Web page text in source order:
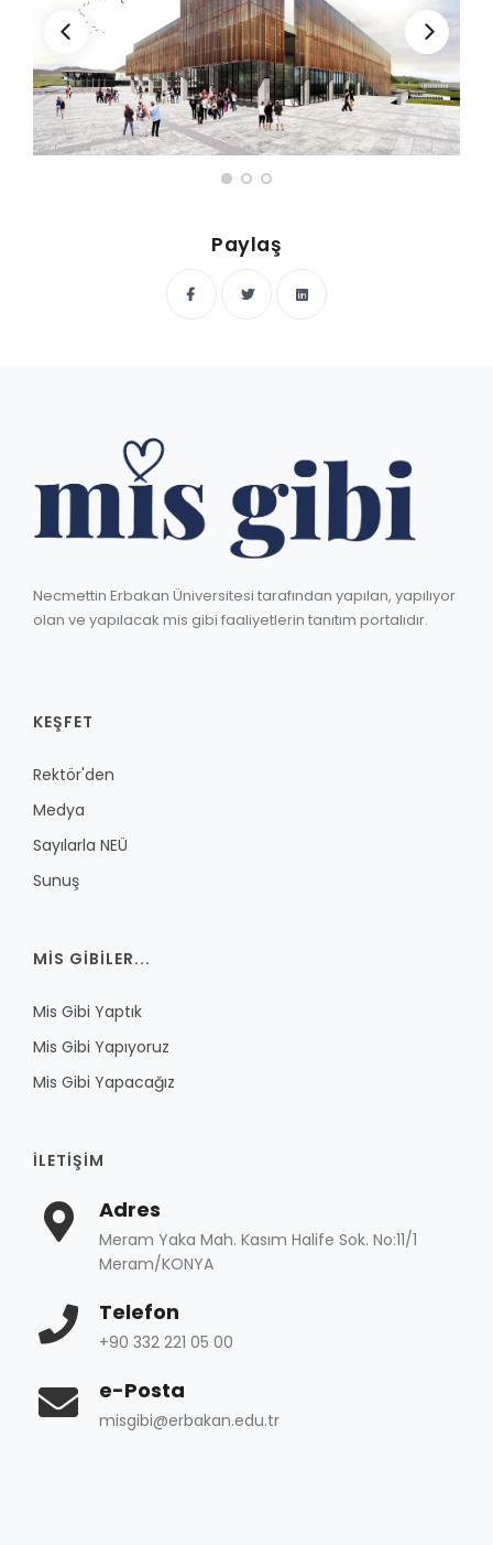
Paylaş
Necmettin Erbakan Üniversitesi tarafından yapılan, yapılıyor
olan ve yapılacak mis gibi faaliyetlerin tanıtım portalıdır.
KEŞFET
Rektör'den
Medya
Sayılarla NEÜ
Sunuş
MIS GIBILER...
Mis Gibi Yaptık
Mis Gibi Yapıyoruz
Mis Gibi Yapacağız
İLETIŞIM
Adres
Meram Yaka Mah. Kasım Halife Sok. No:11/1
Meram/KONYA
Telefon
+90 332 221 05 00
e-Posta
misgibi@erbakan.edu.tr